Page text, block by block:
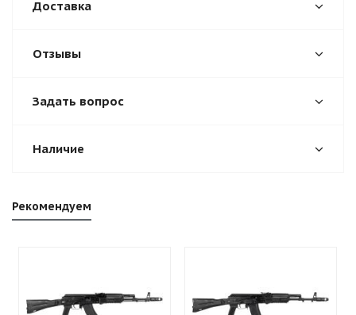
Доставка
Отзывы
Задать вопрос
Наличие
Рекомендуем